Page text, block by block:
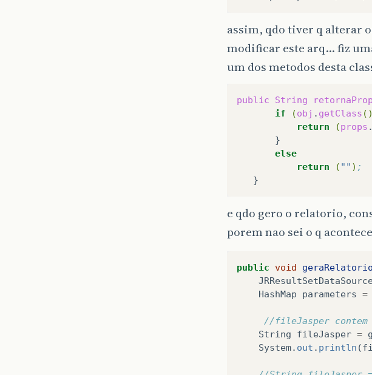
assim, qdo tiver q alterar
modificar este arq... fiz
um dos metodos desta
public String
if
(obj . getClass ()
return
(props .
else
return
( "" ) ;
e qdo gero o relatorio,
porem nao sei o q
public void geraRelatorio
HashMap
parameters =
//fileJasper contem
String
fileJasper =
System. out . println (